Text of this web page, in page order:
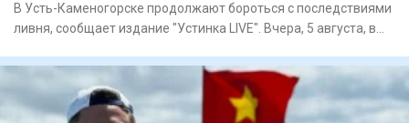
В Усть-Каменогорске продолжают бороться с последствиями
ливня, сообщает издание "Устинка LIVE". Вчера, 5 августа, в